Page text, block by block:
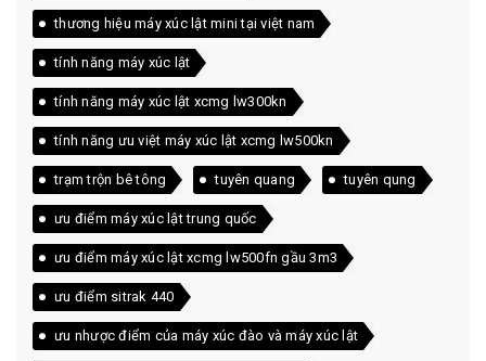
thương hiệu máy xúc lật mini tại việt nam
tính năng máy xúc lật
tính năng máy xúc lật xcmg lw300kn
tính năng ưu việt máy xúc lật xcmg lw500kn
trạm trộn bê tông tuyên quang tuyên qung
ưu điểm máy xúc lật trung quốc
ưu điểm máy xúc lật xcmg lw500fn gầu 3m3
ưu điểm sitrak 440
ưu nhược điểm của máy xúc đào và máy xúc lật